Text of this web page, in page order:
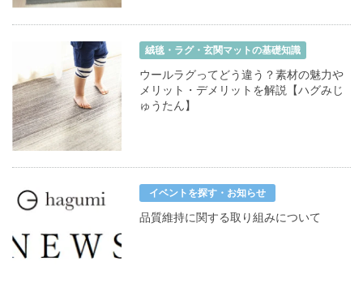
絨毯・ラグ・玄関マットの基礎知識
ウールラグってどう違う？素材の魅力や
メリット・デメリットを解説【ハグみじ
ゅうたん】
イベントを探す・お知らせ
品質維持に関する取り組みについて